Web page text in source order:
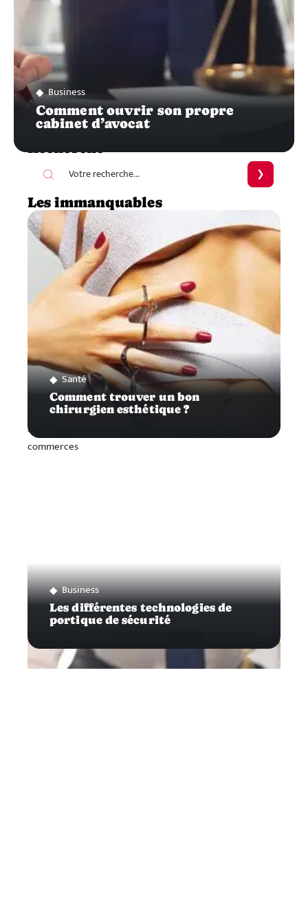
Business
Comment ouvrir son propre
cabinet d’avocat
Recherche
Les immanquables
Santé
Comment trouver un bon
chirurgien esthétique ?
Business
Les différentes technologies de
portique de sécurité